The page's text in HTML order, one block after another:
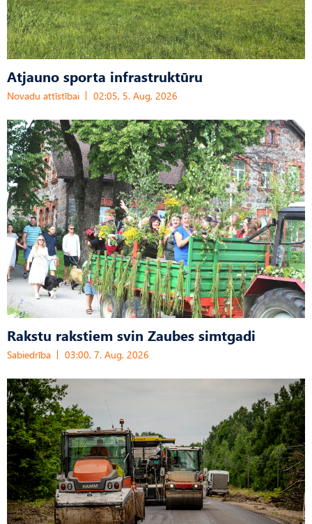
Atjauno sporta infrastruktūru
Novadu attīstībai 02:05, 5. Aug, 2026
Rakstu rakstiem svin Zaubes simtgadi
Sabiedrība 03:00, 7. Aug, 2026